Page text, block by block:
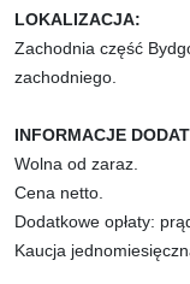
LOKALIZACJA:
Zachodnia część
zachodniego.
INFORMACJE
Wolna od zaraz.
Cena netto.
Dodatkowe opłaty:
Kaucja